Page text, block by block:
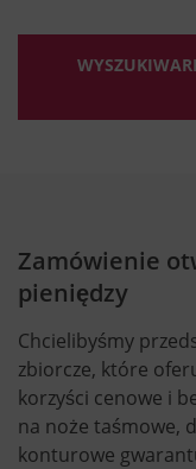
Zamówienie
pieniędzy
Chcielibyśmy
zbiorcze, które
korzyści cenowe i
na noże taśmowe,
konturowe